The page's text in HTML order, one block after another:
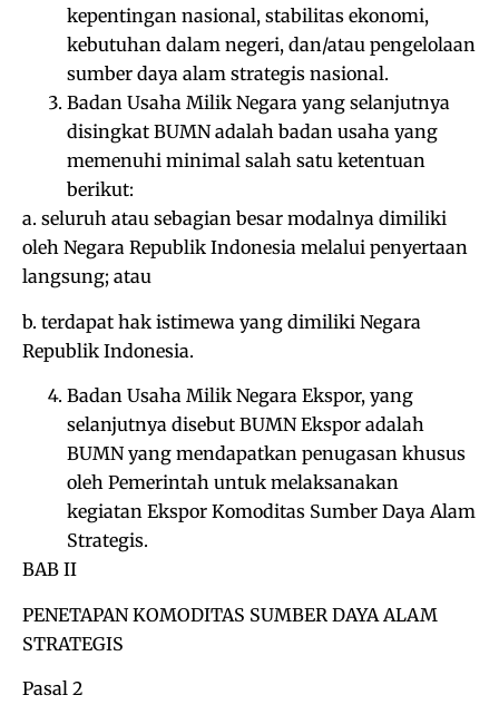
kepentingan nasional, stabilitas ekonomi,
kebutuhan dalam negeri, dan/atau pengelolaan
sumber daya alam strategis nasional.
Badan Usaha Milik Negara yang selanjutnya
disingkat BUMN adalah badan usaha yang
memenuhi minimal salah satu ketentuan
berikut:
a. seluruh atau sebagian besar modalnya dimiliki
oleh Negara Republik Indonesia melalui penyertaan
langsung; atau
b. terdapat hak istimewa yang dimiliki Negara
Republik Indonesia.
Badan Usaha Milik Negara Ekspor, yang
selanjutnya disebut BUMN Ekspor adalah
BUMN yang mendapatkan penugasan khusus
oleh Pemerintah untuk melaksanakan
kegiatan Ekspor Komoditas Sumber Daya Alam
Strategis.
BAB II
PENETAPAN KOMODITAS SUMBER DAYA ALAM
STRATEGIS
Pasal 2